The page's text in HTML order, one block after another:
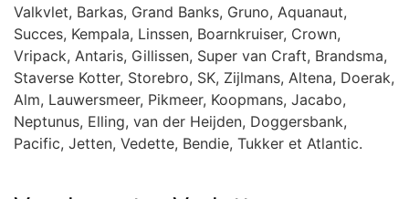
Valkvlet, Barkas, Grand Banks, Gruno, Aquanaut,
Succes, Kempala, Linssen, Boarnkruiser, Crown,
Vripack, Antaris, Gillissen, Super van Craft, Brandsma,
Staverse Kotter, Storebro, SK, Zijlmans, Altena, Doerak,
Alm, Lauwersmeer, Pikmeer, Koopmans, Jacabo,
Neptunus, Elling, van der Heijden, Doggersbank,
Pacific, Jetten, Vedette, Bendie, Tukker et Atlantic.